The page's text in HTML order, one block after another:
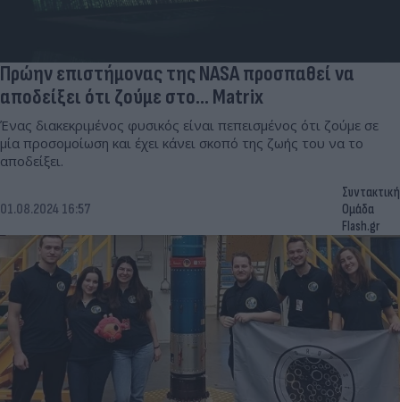
Πρώην επιστήμονας της NASA προσπαθεί να
αποδείξει ότι ζούμε στο... Matrix
Ένας διακεκριμένος φυσικός είναι πεπεισμένος ότι ζούμε σε
μία προσομοίωση και έχει κάνει σκοπό της ζωής του να το
αποδείξει.
01.08.2024 16:57
Συντακτική
Ομάδα
Flash.gr